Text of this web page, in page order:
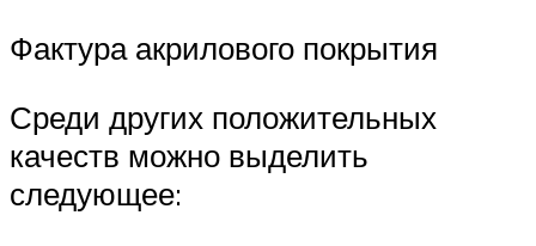
Фактура акрилового покрытия
Среди других положительных
качеств можно выделить
следующее: